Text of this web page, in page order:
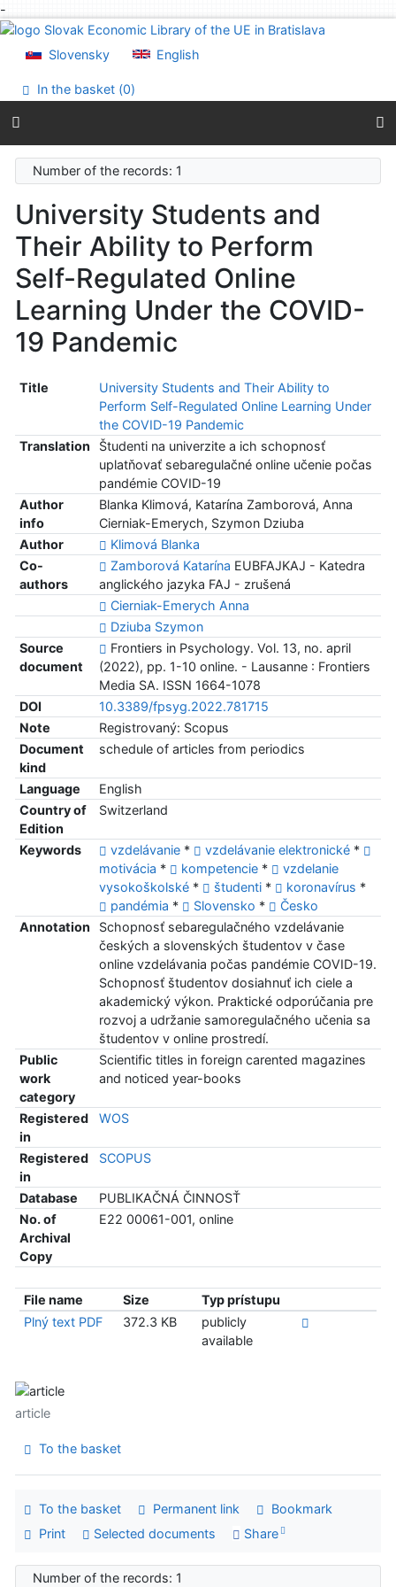
-
Go to content
Accessibility declaration
Slovensky English
In the basket (0)
Number of the records: 1
University Students and
Their Ability to Perform
Self-Regulated Online
Learning Under the COVID-
19 Pandemic
Title
University Students and Their Ability to
Perform Self-Regulated Online Learning Under
the COVID-19 Pandemic
Translation
Študenti na univerzite a ich schopnosť
uplatňovať sebaregulačné online učenie počas
pandémie COVID-19
Author
info
Blanka Klimová, Katarína Zamborová, Anna
Cierniak-Emerych, Szymon Dziuba
Author
Klimová Blanka
Co-
authors
Zamborová Katarína EUBFAJKAJ - Katedra
anglického jazyka FAJ - zrušená
Cierniak-Emerych Anna
Dziuba Szymon
Source
document
Frontiers in Psychology. Vol. 13, no. april
(2022), pp. 1-10 online. - Lausanne : Frontiers
Media SA. ISSN 1664-1078
DOI
10.3389/fpsyg.2022.781715
Note
Registrovaný: Scopus
Document
kind
schedule of articles from periodics
Language
English
Country of
Edition
Switzerland
Keywords vzdelávanie * vzdelávanie elektronické *
motivácia * kompetencie *
vzdelanie
vysokoškolské * študenti * koronavírus *
pandémia * Slovensko *
Česko
Annotation
Schopnosť sebaregulačného vzdelávanie
českých a slovenských študentov v čase
online vzdelávania počas pandémie COVID-19.
Schopnosť študentov dosiahnuť ich ciele a
akademický výkon. Praktické odporúčania pre
rozvoj a udržanie samoregulačného učenia sa
študentov v online prostredí.
Public
work
category
Scientific titles in foreign carented magazines
and noticed year-books
Registered
in
WOS
Registered
in
SCOPUS
Database
PUBLIKAČNÁ ČINNOSŤ
No. of
Archival
Copy
E22 00061-001, online
File name Size
Typ prístupu
Plný text PDF
372.3 KB
publicly
available
article
To the basket
To the basket Permanent link
Bookmark
Print
Selected documents Share
Number of the records: 1